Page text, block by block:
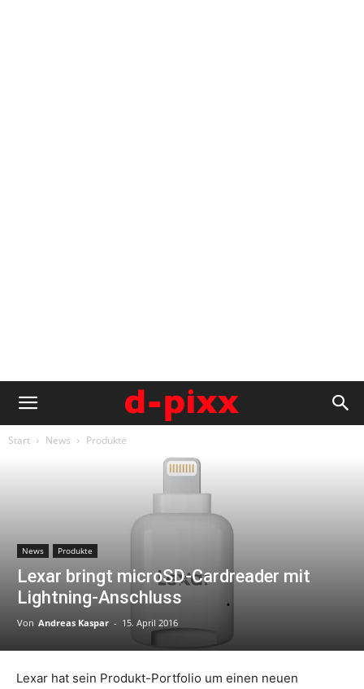
Start News Produkte
News Produkte
Lexar bringt microSD-Cardreader mit
Lightning-Anschluss
Von Andreas Kaspar - 15. April 2016
Lexar hat sein Produkt-Portfolio um einen neuen